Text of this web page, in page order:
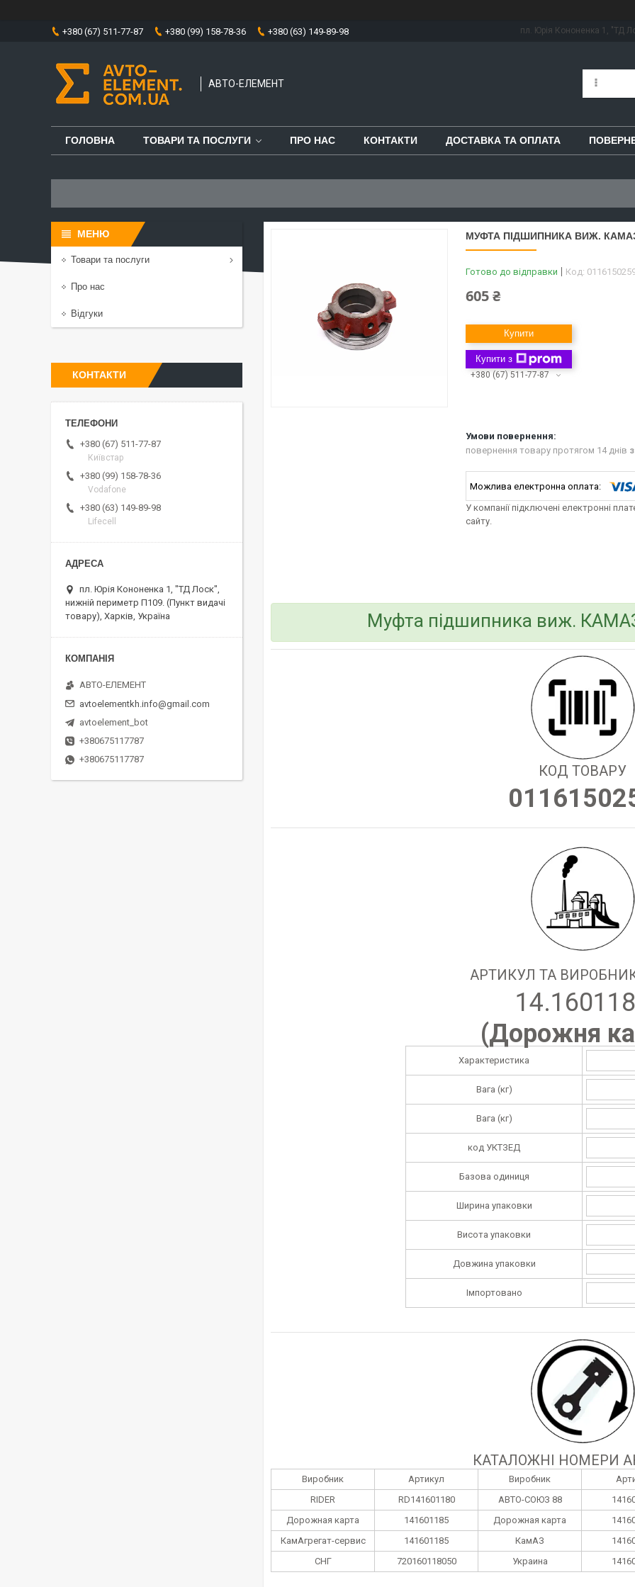
+380 (67) 511-77-87 +380 (99) 158-78-36 +380 (63) 149-89-98 пл. Юрія Кононенка 1, "ТД
АВТО-ЕЛЕМЕНТ
ГОЛОВНА ТОВАРИ ТА ПОСЛУГИ ПРО НАС КОНТАКТИ ДОСТАВКА ТА ОПЛАТА
МУФТА ПІДШИПНИКА ВИЖ. КАМАЗ
Готово до відправки Код:
605 ₴
Купити
Купити з
+380 (67) 511-77-87
повернення товару протягом 14 днів
У компанії підключені електронні
сайту.
Муфта підшипника виж. КАМАЗ
КОД ТОВАРУ
АРТИКУЛ ТА
(Дорожня
Характеристика
Вага (кг)
Вага (кг)
код УКТЗЕД
Базова одиниця
Ширина упаковки
Висота упаковки
Довжина упаковки
Імпортовано
КАТАЛОЖНІ НОМЕРИ
Виробник Артикул Виробник
RIDER
RD141601180 АВТО-СОЮЗ 88
Дорожная карта
141601185 Дорожная карта
КамАгрегат-сервис
141601185 КамАЗ
СНГ
720160118050 Украина
Товари та послуги
Про нас
Відгуки
КОНТАКТИ
+380 (67) 511-77-87
Київстар
+380 (99) 158-78-36
Vodafone
+380 (63) 149-89-98
Lifecell
пл. Юрія Кононенка 1, "ТД Лоск",
нижній периметр П109. (Пункт видачі
товару), Харків, Україна
АВТО-ЕЛЕМЕНТ
avtoelementkh.info@gmail.com
avtoelement_bot
+380675117787
+380675117787